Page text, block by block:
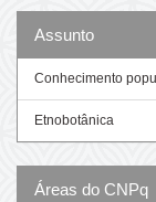
Assunto
Conhecimento
Etnobotânica
Áreas do CNPq